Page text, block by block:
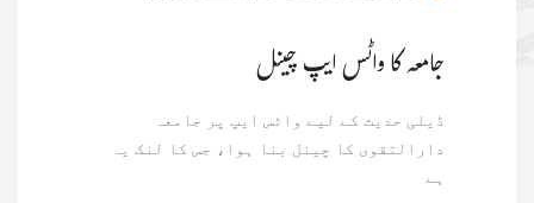
جامعہ کا واٹس ایپ چینل
ڈیلی حدیث کے لیے واٹس ایپ پر جامعہ
دارالتقوی کا چینل بنا ہوا، جس کا لنک یہ
ہے